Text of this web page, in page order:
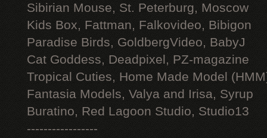
Sibirian Mouse, St. Peterburg, Moscow
Kids Box, Fattman, Falkovideo, Bibigon
Paradise Birds, GoldbergVideo, BabyJ
Cat Goddess, Deadpixel, PZ-magazine
Tropical Cuties, Home Made Model
Fantasia Models, Valya and Irisa, Syrup
Buratino, Red Lagoon Studio, Studio13
-----------------